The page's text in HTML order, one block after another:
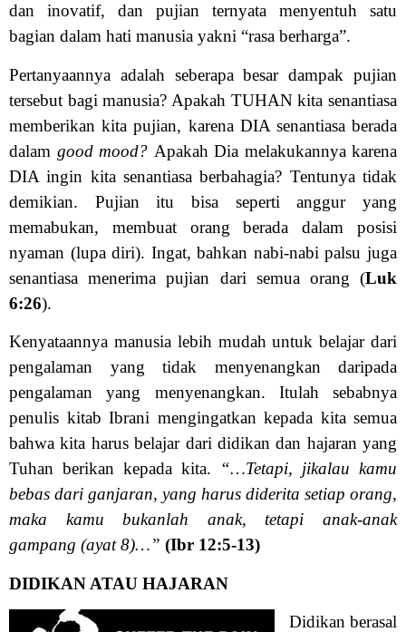
dan inovatif, dan pujian ternyata menyentuh satu
bagian dalam hati manusia yakni “rasa berharga”.
Pertanyaannya adalah seberapa besar dampak pujian
tersebut bagi manusia? Apakah TUHAN kita senantiasa
memberikan kita pujian, karena DIA senantiasa berada
dalam good mood? Apakah Dia melakukannya karena
DIA ingin kita senantiasa berbahagia? Tentunya tidak
demikian. Pujian itu bisa seperti anggur yang
memabukan, membuat orang berada dalam posisi
nyaman (lupa diri). Ingat, bahkan nabi-nabi palsu juga
senantiasa menerima pujian dari semua orang (Luk
6:26).
Kenyataannya manusia lebih mudah untuk belajar dari
pengalaman yang tidak menyenangkan daripada
pengalaman yang menyenangkan. Itulah sebabnya
penulis kitab Ibrani mengingatkan kepada kita semua
bahwa kita harus belajar dari didikan dan hajaran yang
Tuhan berikan kepada kita. “…Tetapi, jikalau kamu
bebas dari ganjaran, yang harus diderita setiap orang,
maka kamu bukanlah anak, tetapi anak-anak
gampang (ayat 8)…” (Ibr 12:5-13)
DIDIKAN ATAU HAJARAN
Didikan berasal